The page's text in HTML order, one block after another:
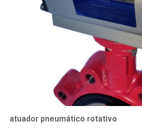
atuador pneumático rotativo